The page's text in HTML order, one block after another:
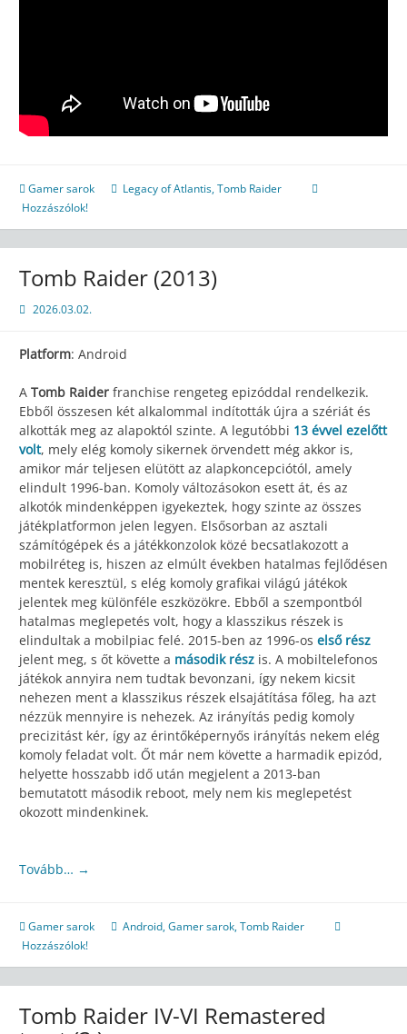
Gamer sarok Legacy of Atlantis,Tomb Raider
Hozzászólok!
Tomb Raider (2013)
2026.03.02.
Platform: Android
A Tomb Raider franchise rengeteg epizóddal rendelkezik.
Ebből összesen két alkalommal indították újra a szériát és
alkották meg az alapoktól szinte. A legutóbbi 13 évvel ezelőtt
volt, mely elég komoly sikernek örvendett még akkor is,
amikor már teljesen elütött az alapkoncepciótól, amely
elindult 1996-ban. Komoly változásokon esett át, és az
alkotók mindenképpen igyekeztek, hogy szinte az összes
játékplatformon jelen legyen. Elsősorban az asztali
számítógépek és a játékkonzolok közé becsatlakozott a
mobilréteg is, hiszen az elmúlt években hatalmas fejlődésen
mentek keresztül, s elég komoly grafikai világú játékok
jelentek meg különféle eszközökre. Ebből a szempontból
hatalmas meglepetés volt, hogy a klasszikus részek is
elindultak a mobilpiac felé. 2015-ben az 1996-os első rész
jelent meg, s őt követte a második rész is. A mobiltelefonos
játékok annyira nem tudtak bevonzani, így nekem kicsit
nehezen ment a klasszikus részek elsajátítása főleg, ha azt
nézzük mennyire is nehezek. Az irányítás pedig komoly
precizitást kér, így az érintőképernyős irányítás nekem elég
komoly feladat volt. Őt már nem követte a harmadik epizód,
helyette hosszabb idő után megjelent a 2013-ban
bemutatott második reboot, mely nem kis meglepetést
okozott mindenkinek.
Tovább… →
Gamer sarok Android,Gamer sarok,Tomb Raider
Hozzászólok!
Tomb Raider IV-VI Remastered